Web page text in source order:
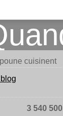
3 540 500